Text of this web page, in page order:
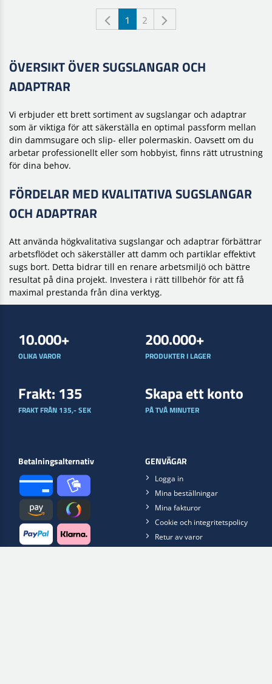
1 2
ÖVERSIKT ÖVER SUGSLANGAR OCH
ADAPTRAR
Vi erbjuder ett brett sortiment av sugslangar och adaptrar
som är viktiga för att säkerställa en optimal passform mellan
din dammsugare och slip- eller polermaskin. Oavsett om du
arbetar professionellt eller som hobbyist, finns rätt utrustning
för dina behov.
FÖRDELAR MED KVALITATIVA SUGSLANGAR
OCH ADAPTRAR
Att använda högkvalitativa sugslangar och adaptrar förbättrar
arbetsflödet och säkerställer att damm och partiklar effektivt
sugs bort. Detta bidrar till en renare arbetsmiljö och bättre
resultat på dina projekt. Investera i rätt tillbehör för att få
maximal prestanda från dina verktyg.
10.000+
OLIKA VAROR
200.000+
PRODUKTER I LAGER
Frakt: 135
FRAKT FRÅN 135,- SEK
Skapa ett konto
PÅ TVÅ MINUTER
Betalningsalternativ GENVÄGAR
Logga in
Mina beställningar
Mina fakturor
Cookie och integritetspolicy
Retur av varor